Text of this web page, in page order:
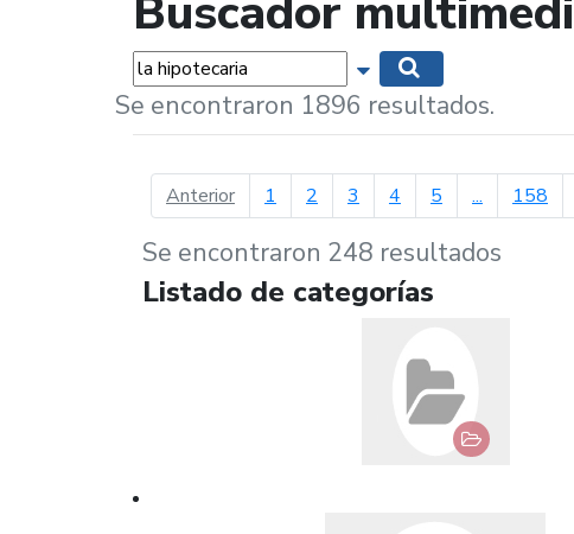
Buscador
Palabras... Mostrar opciones de
Se encontraron 1896 resultados.
Anteriorpágina anterior
1 2 3 4 5 ... 158
Se encontraron 248 resultados
Listado de categorías